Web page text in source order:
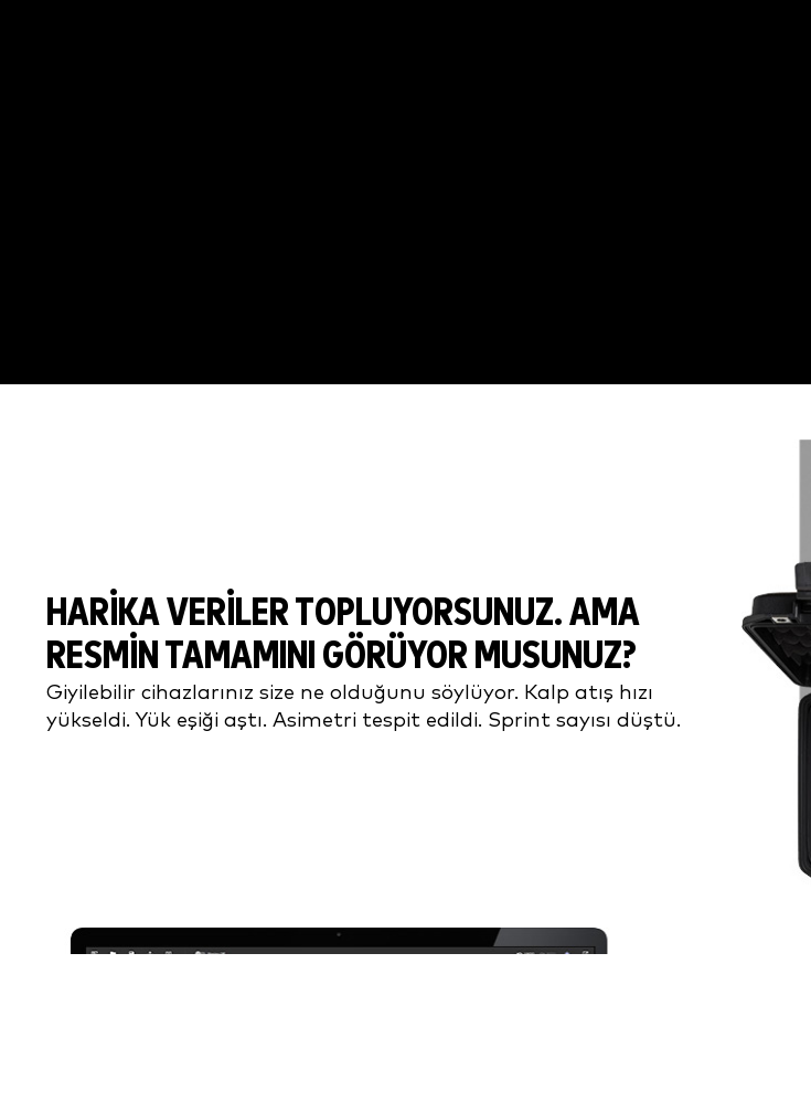
HARIKA VERILER TOPLUYORSUNUZ. AMA
RESMIN TAMAMINI GÖRÜYOR MUSUNUZ?
Giyilebilir cihazlarınız size ne olduğunu söylüyor. Kalp atış hızı
yükseldi. Yük eşiği aştı. Asimetri tespit edildi. Sprint sayısı düştü.